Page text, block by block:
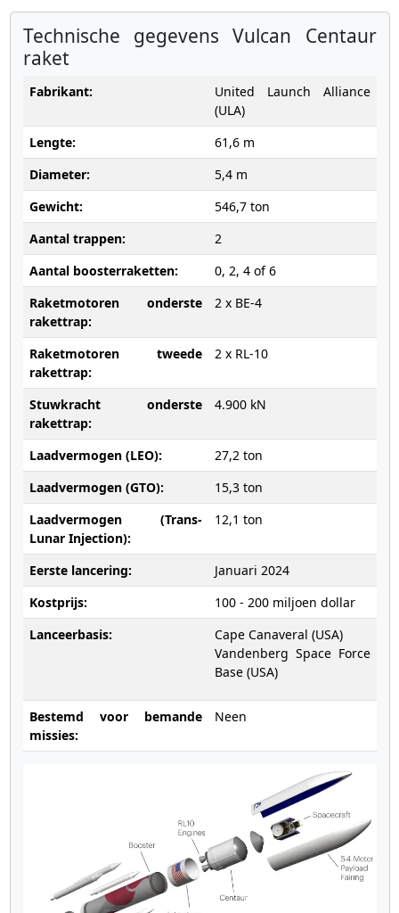
Technische gegevens Vulcan Centaur
raket
Fabrikant:
United Launch Alliance
(ULA)
Lengte:
61,6 m
Diameter:
5,4 m
Gewicht:
546,7 ton
Aantal trappen:
2
Aantal boosterraketten:
0, 2, 4 of 6
Raketmotoren onderste
rakettrap:
2 x BE-4
Raketmotoren tweede
rakettrap:
2 x RL-10
Stuwkracht onderste
rakettrap:
4.900 kN
Laadvermogen (LEO):
27,2 ton
Laadvermogen (GTO):
15,3 ton
Laadvermogen (Trans-
Lunar Injection):
12,1 ton
Eerste lancering:
Januari 2024
Kostprijs:
100 - 200 miljoen dollar
Lanceerbasis:
Cape Canaveral (USA)
Vandenberg Space Force
Base (USA)
Bestemd voor bemande
missies:
Neen